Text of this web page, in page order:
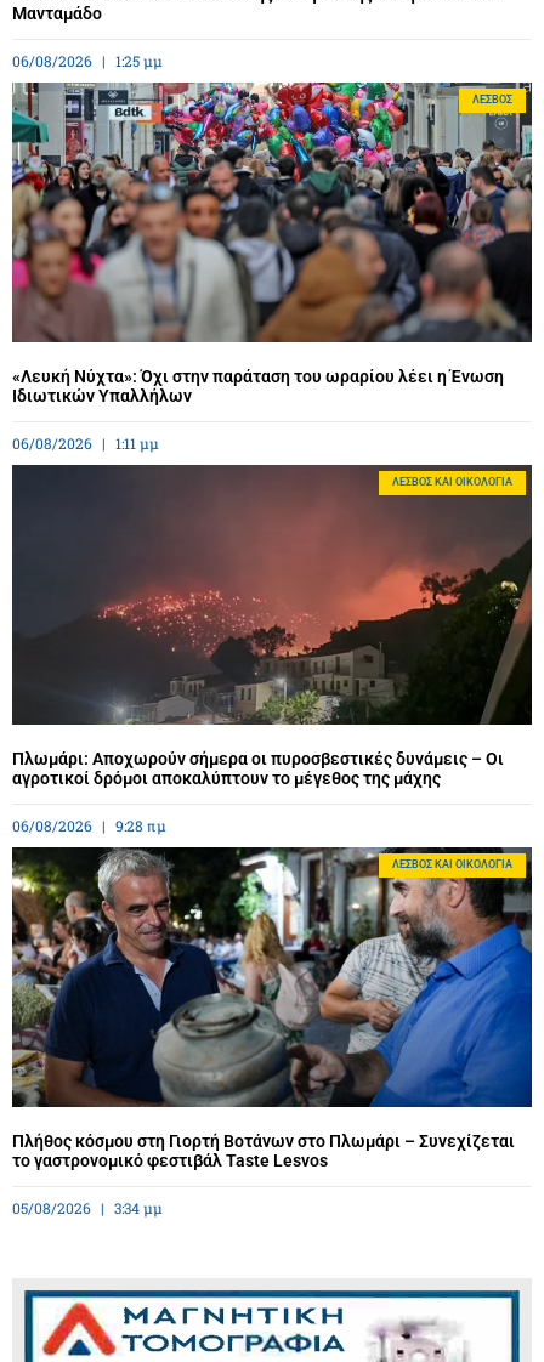
Μανταμάδο
06/08/2026 1:25 μμ
ΛΈΣΒΟΣ
«Λευκή Νύχτα»: Όχι στην παράταση του ωραρίου λέει η Ένωση
Ιδιωτικών Υπαλλήλων
06/08/2026 1:11 μμ
ΛΈΣΒΟΣ ΚΑΙ ΟΙΚΟΛΟΓΊΑ
Πλωμάρι: Αποχωρούν σήμερα οι πυροσβεστικές δυνάμεις – Οι
αγροτικοί δρόμοι αποκαλύπτουν το μέγεθος της μάχης
06/08/2026 9:28 πμ
ΛΈΣΒΟΣ ΚΑΙ ΟΙΚΟΛΟΓΊΑ
Πλήθος κόσμου στη Γιορτή Βοτάνων στο Πλωμάρι – Συνεχίζεται
το γαστρονομικό φεστιβάλ Taste Lesvos
05/08/2026 3:34 μμ